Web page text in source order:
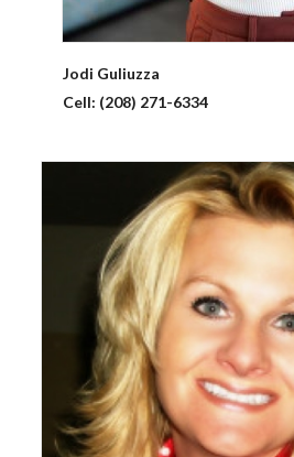
Jodi Guliuzza
Cell: (208) 271-6334